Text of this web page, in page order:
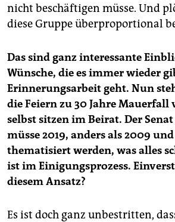
nicht beschäftigen müsse. Und
diese Gruppe überproportional
Das sind ganz interessante
Wünsche, die es immer wieder
Erinnerungsarbeit geht. Nun
die Feiern zu 30 Jahre Mauerfall
selbst sitzen im Beirat. Der
müsse 2019, anders als 2009
thematisiert werden, was alles
ist im Einigungsprozess.
diesem Ansatz?
Es ist doch ganz unbestritten,